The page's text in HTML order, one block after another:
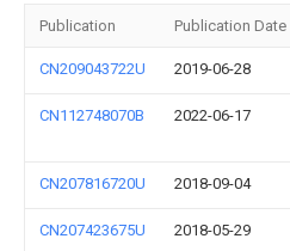
Publication Publication Date
CN209043722U 2019-06-28
CN112748070B 2022-06-17
CN207816720U 2018-09-04
CN207423675U 2018-05-29